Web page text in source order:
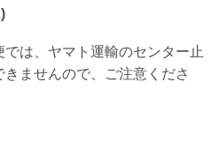
は、ヤマト運輸のセンター止
ませんので、ご注意くださ